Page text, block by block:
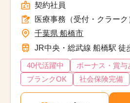
契約社員
医療事務（受付・クラーク
千葉県 船橋市
JR中央・総武線 船橋駅 徒
40代活躍中
ボーナス・賞与
ブランクOK
社会保険完備